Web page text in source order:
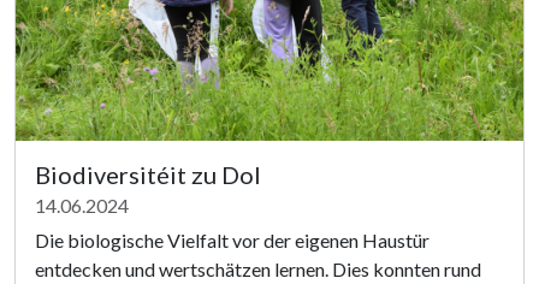
Biodiversitéit zu Dol
14.06.2024
Die biologische Vielfalt vor der eigenen Haustür
entdecken und wertschätzen lernen. Dies konnten rund